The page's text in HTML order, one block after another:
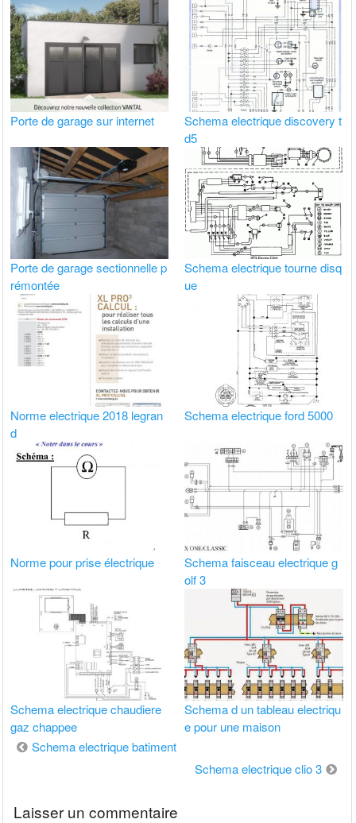
Porte de garage sur internet
Schema electrique discovery t
d5
Porte de garage sectionnelle p
rémontée
Schema electrique tourne disq
ue
Norme electrique 2018 legran
d
Schema electrique ford 5000
Norme pour prise électrique
Schema faisceau electrique g
olf 3
Schema electrique chaudiere
gaz chappee
Schema d un tableau electriqu
e pour une maison
Navigation
Schema electrique batiment
Schema electrique clio 3
Laisser un commentaire